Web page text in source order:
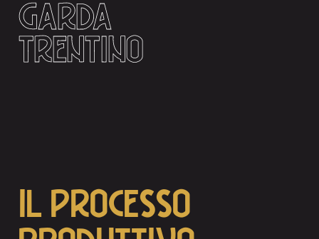
GARDA
TRENTINO
IL PROCESSO